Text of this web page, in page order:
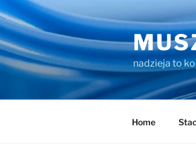
Przejdź
do
treści
nadzieja to
Home